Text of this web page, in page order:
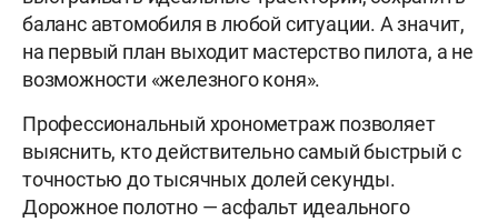
баланс автомобиля в любой ситуации. А значит,
на первый план выходит мастерство пилота, а не
возможности «железного коня».
Профессиональный хронометраж позволяет
выяснить, кто действительно самый быстрый с
точностью до тысячных долей секунды.
Дорожное полотно — асфальт идеального